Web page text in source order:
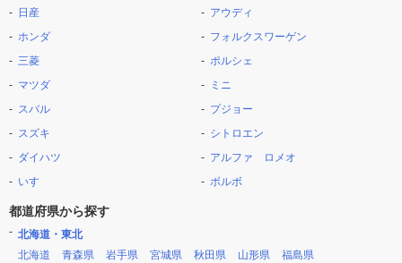
日産
ホンダ
三菱
マツダ
スバル
スズキ
ダイハツ
いすゞ
アウディ
フォルクスワーゲン
ポルシェ
ミニ
プジョー
シトロエン
アルファ ロメオ
ボルボ
都道府県から探す
北海道・東北
北海道
青森県 岩手県 宮城県 秋田県 山形県 福島県